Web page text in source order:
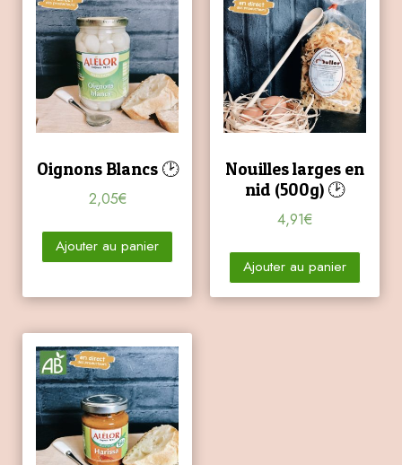
Oignons Blancs 🕑
2,05€
Ajouter au panier
Nouilles larges en
nid (500g) 🕑
4,91€
Ajouter au panier